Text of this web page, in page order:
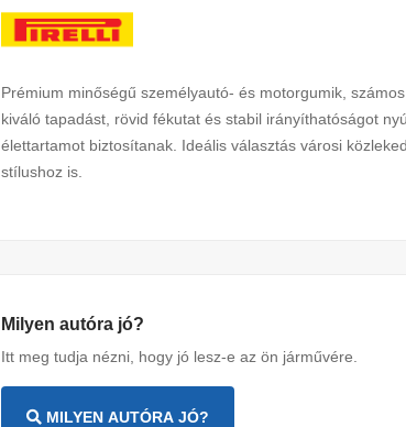
Prémium minőségű személyautó- és motorgumik,
kiváló tapadást, rövid fékutat és stabil irányíthatóságot
élettartamot biztosítanak. Ideális választás városi
stílushoz is.
Milyen autóra jó?
Itt meg tudja nézni, hogy jó lesz-e az ön járművére.
MILYEN AUTÓRA JÓ?